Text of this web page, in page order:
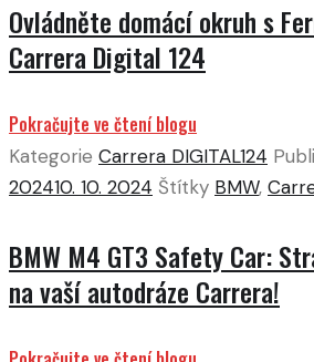
Ovládněte domácí okruh s
Carrera Digital 124
Pokračujte ve čtení blogu
Kategorie Carrera DIGITAL124
202410. 10. 2024 Štítky BMW,
BMW M4 GT3 Safety Car:
na vaší autodráze Carrera!